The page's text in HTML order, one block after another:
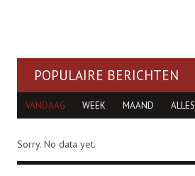
POPULAIRE BERICHTEN
VANDAAG WEEK MAAND ALLES
Sorry. No data yet.